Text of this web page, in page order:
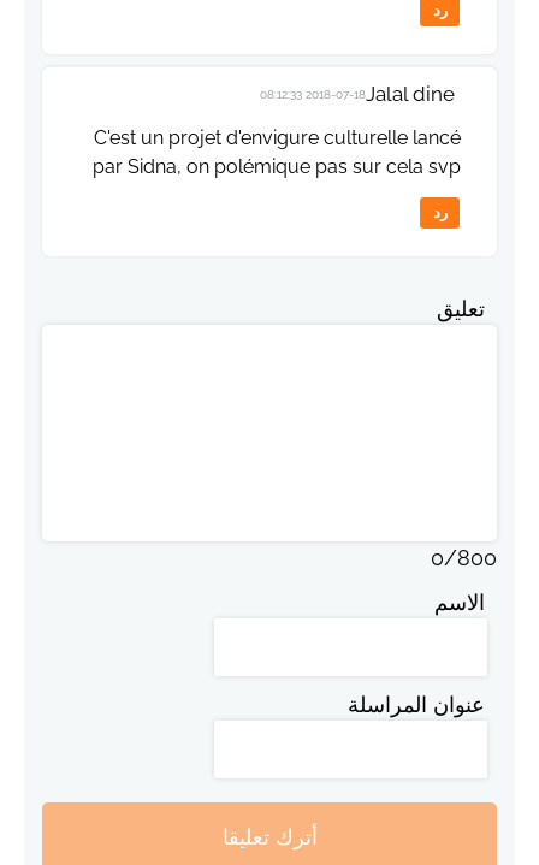
رد
Jalal dine
2018-07-18 08:12:33
C'est un projet d'envigure culturelle lancé
par Sidna, on polémique pas sur cela svp
رد
تعليق
0/800
الاسم
عنوان المراسلة
أترك تعليقا